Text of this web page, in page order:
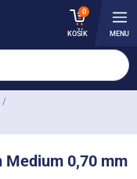
0
KOŠÍK MENU
Medium 0,70 mm